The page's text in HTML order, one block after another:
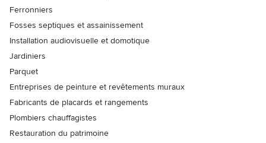
Ferronniers
Fosses septiques et assainissement
Installation audiovisuelle et domotique
Jardiniers
Parquet
Entreprises de peinture et revêtements muraux
Fabricants de placards et rangements
Plombiers chauffagistes
Restauration du patrimoine